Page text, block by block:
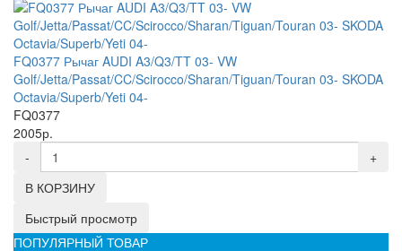
FQ0377 Рычаг AUDI A3/Q3/TT 03- VW
Golf/Jetta/Passat/CC/Scirocco/Sharan/Tiguan/Touran 03- SKODA
Octavia/Superb/Yeti 04-
FQ0377
2005р.
-
+
В КОРЗИНУ
Быстрый просмотр
ПОПУЛЯРНЫЙ ТОВАР